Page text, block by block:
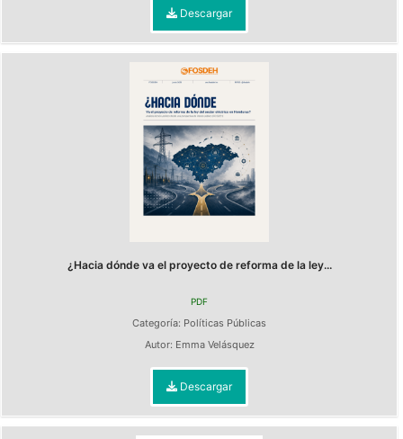
Descargar
¿Hacia dónde va el proyecto de reforma de la ley...
PDF
Categoría: Políticas Públicas
Autor: Emma Velásquez
Descargar